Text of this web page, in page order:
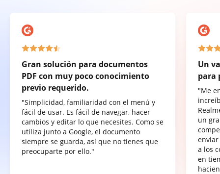
Gran solución para documentos
PDF con muy poco conocimiento
previo requerido.
"Simplicidad, familiaridad con el menú y
fácil de usar. Es fácil de navegar, hacer
cambios y editar lo que necesites. Como se
utiliza junto a Google, el documento
siempre se guarda, así que no tienes que
preocuparte por ello."
Un
para
"Me
un
a los
en